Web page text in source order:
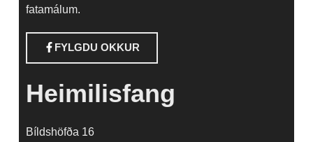
fatamálum.
FYLGDU OKKUR
Heimilisfang
Bíldshöfða 16